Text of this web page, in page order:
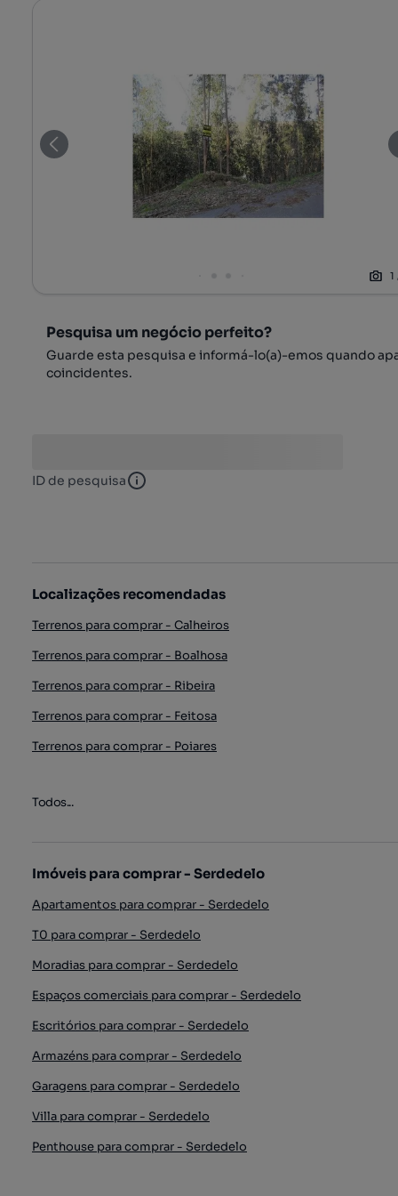
1
Pesquisa um negócio perfeito?
Guarde esta pesquisa e informá-lo(a)-emos quando
coincidentes.
ID de pesquisa ID de pesquisa
Localizações recomendadas
Terrenos para comprar - Calheiros
Terrenos para comprar - Boalhosa
Terrenos para comprar - Ribeira
Terrenos para comprar - Feitosa
Terrenos para comprar - Poiares
Todos...
Imóveis para comprar - Serdedelo
Apartamentos para comprar - Serdedelo
T0 para comprar - Serdedelo
Moradias para comprar - Serdedelo
Espaços comerciais para comprar - Serdedelo
Escritórios para comprar - Serdedelo
Armazéns para comprar - Serdedelo
Garagens para comprar - Serdedelo
Villa para comprar - Serdedelo
Penthouse para comprar - Serdedelo